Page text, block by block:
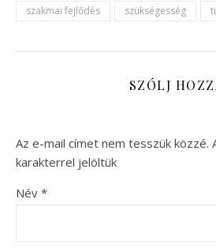
szakmai fejlődés
szükségesség
SZÓLJ
Az e-mail címet nem tesszük közzé.
karakterrel jelöltük
Név *